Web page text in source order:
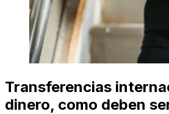
Transferencias
dinero, como deben